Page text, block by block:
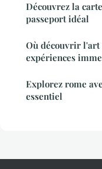
Découvrez la
passeport idéal
Où découvrir l'art
expériences
Explorez rome
essentiel